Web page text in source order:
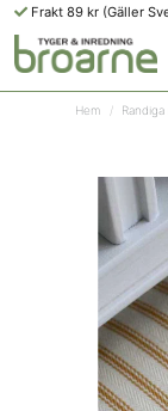
Frakt 89 kr (Gäller
Hem